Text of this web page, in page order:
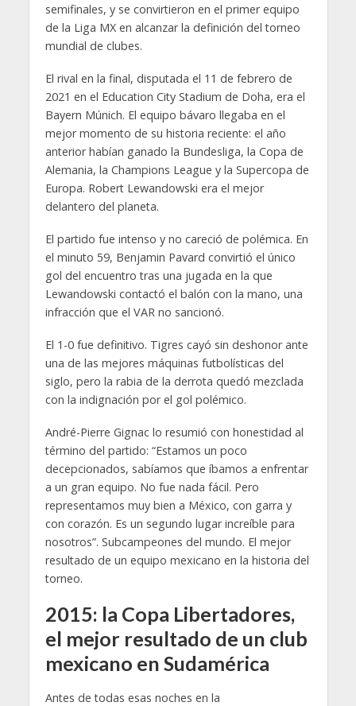
semifinales, y se convirtieron en el primer equipo
de la Liga MX en alcanzar la definición del torneo
mundial de clubes.
El rival en la final, disputada el 11 de febrero de
2021 en el Education City Stadium de Doha, era el
Bayern Múnich. El equipo bávaro llegaba en el
mejor momento de su historia reciente: el año
anterior habían ganado la Bundesliga, la Copa de
Alemania, la Champions League y la Supercopa de
Europa. Robert Lewandowski era el mejor
delantero del planeta.
El partido fue intenso y no careció de polémica. En
el minuto 59, Benjamin Pavard convirtió el único
gol del encuentro tras una jugada en la que
Lewandowski contactó el balón con la mano, una
infracción que el VAR no sancionó.
El 1-0 fue definitivo. Tigres cayó sin deshonor ante
una de las mejores máquinas futbolísticas del
siglo, pero la rabia de la derrota quedó mezclada
con la indignación por el gol polémico.
André-Pierre Gignac lo resumió con honestidad al
término del partido: “Estamos un poco
decepcionados, sabíamos que íbamos a enfrentar
a un gran equipo. No fue nada fácil. Pero
representamos muy bien a México, con garra y
con corazón. Es un segundo lugar increíble para
nosotros”. Subcampeones del mundo. El mejor
resultado de un equipo mexicano en la historia del
torneo.
2015: la Copa Libertadores,
el mejor resultado de un club
mexicano en Sudamérica
Antes de todas esas noches en la